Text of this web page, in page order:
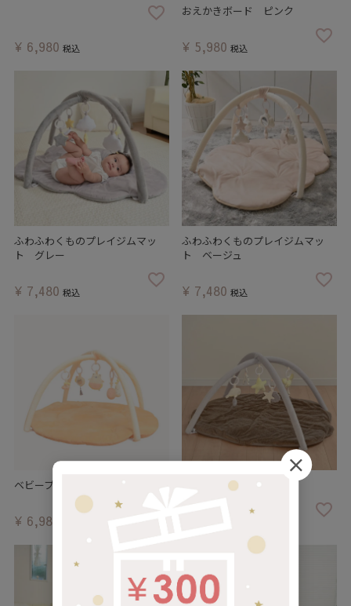
¥ 6,980 税込
おえかきボード ピンク
¥ 5,980 税込
ふわふわくものプレイジムマッ
ト グレー
¥ 7,480 税込
ふわふわくものプレイジムマッ
ト ベージュ
¥ 7,480 税込
ベビープレイジムマット フルーツ
¥ 6,980
プレイジムマット SEA